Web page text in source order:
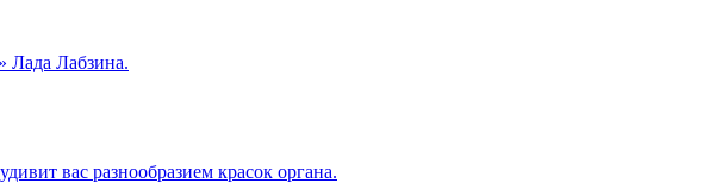
Лада Лабзина.
вас разнообразием красок органа.